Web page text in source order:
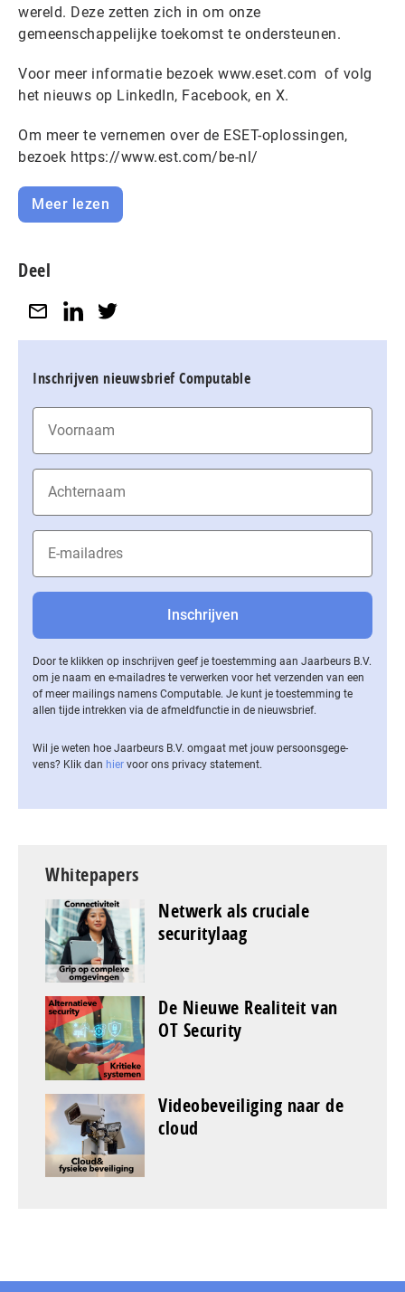
wereld. Deze zetten zich in om onze
gemeenschappelijke toekomst te ondersteunen.
Voor meer informatie bezoek www.eset.com of volg
het nieuws op LinkedIn, Facebook, en X.
Om meer te vernemen over de ESET-oplossingen,
bezoek https://www.est.com/be-nl/
Meer lezen
Deel
Inschrijven nieuwsbrief Computable
Door te klikken op inschrijven geef je toestemming aan Jaarbeurs B.V.
om je naam en e-mailadres te verwerken voor het verzenden van een
of meer mailings namens Computable. Je kunt je toestemming te
allen tijde intrekken via de af­meld­func­tie in de nieuwsbrief.
Wil je weten hoe Jaarbeurs B.V. omgaat met jouw per­soons­ge­ge­
vens? Klik dan hier voor ons privacy statement.
Whitepapers
Netwerk als cruciale
securitylaag
De Nieuwe Realiteit van
OT Security
Videobeveiliging naar de
cloud